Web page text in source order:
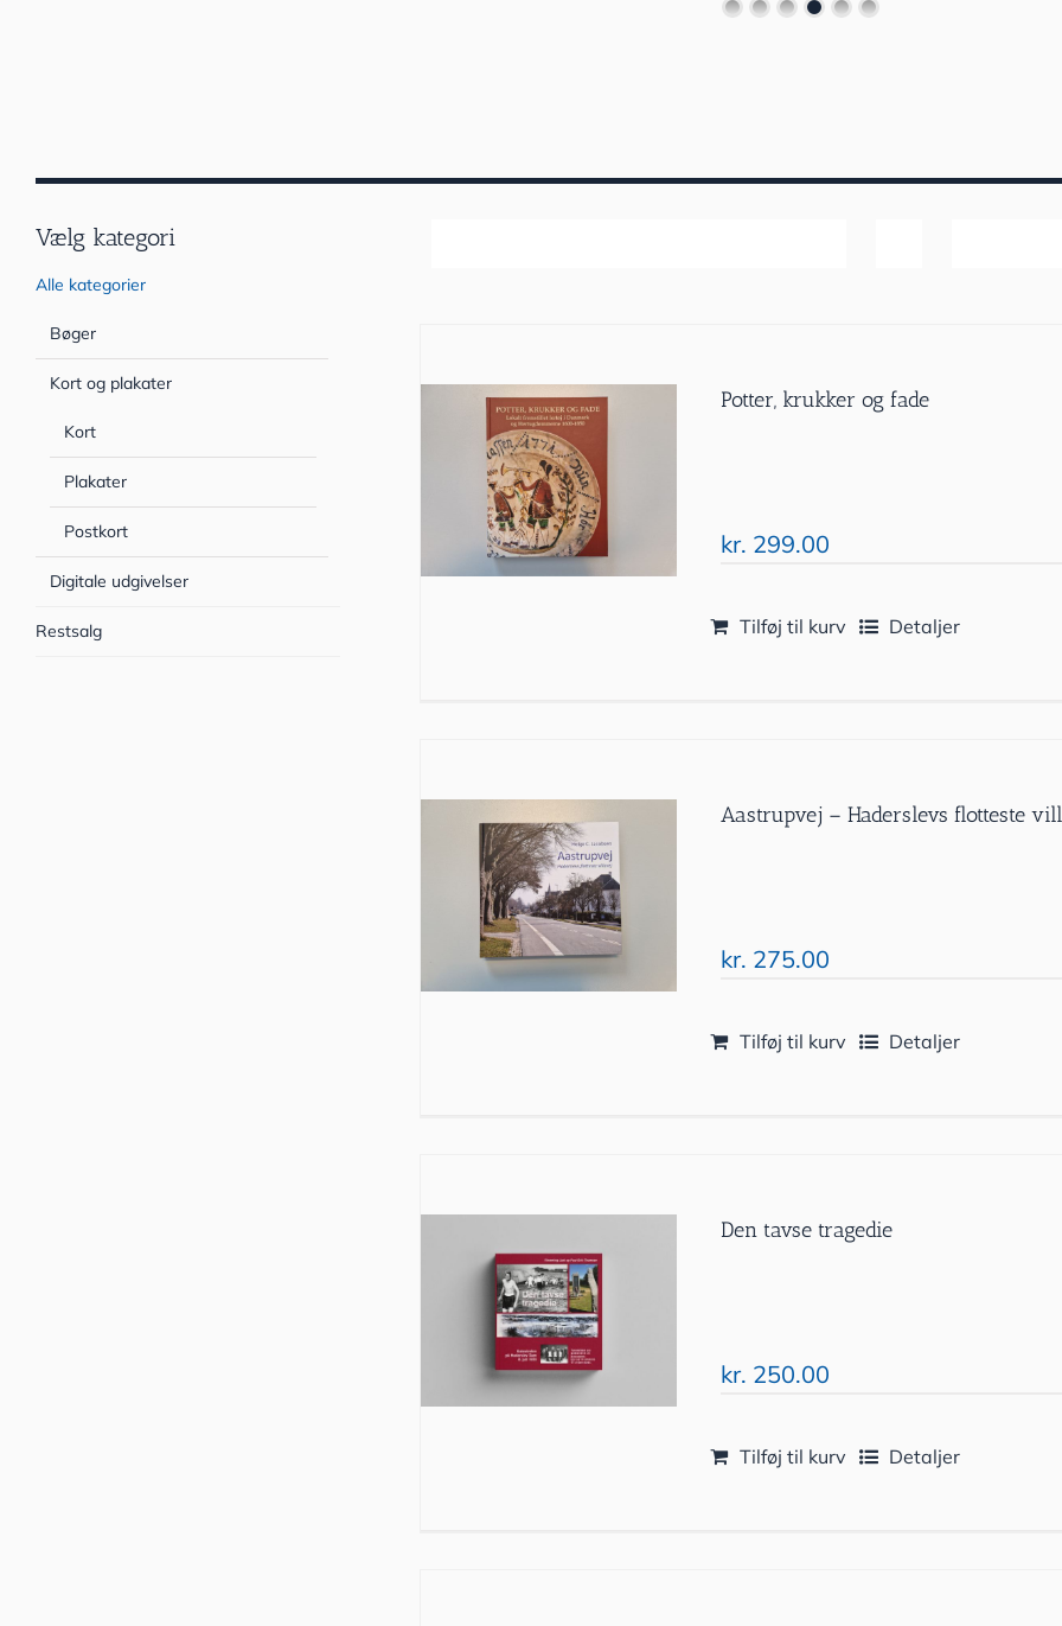
Potter, krukker og fade
kr. 299.00
Tilføj til kurv Detaljer
Aastrupvej – Haderslevs flotteste
kr. 275.00
Tilføj til kurv Detaljer
Den tavse tragedie
kr. 250.00
Tilføj til kurv Detaljer
Vælg kategori
Alle kategorier
Bøger
Kort og plakater
Kort
Plakater
Postkort
Digitale udgivelser
Restsalg